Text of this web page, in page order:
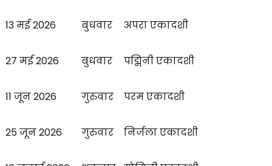
13 मई 2026 बुधवार अपरा एकादशी
27 मई 2026 बुधवार पद्मिनी एकादशी
11 जून 2026 गुरुवार परम एकादशी
25 जून 2026 गुरुवार निर्जला एकादशी